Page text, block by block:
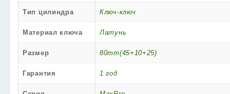
Тип цилиндра Ключ-ключ
Материал ключа Латунь
Размер 80mm(45+10+25)
Гарантия 1 год